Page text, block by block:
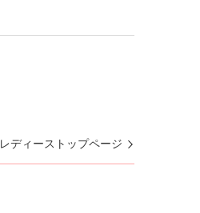
レディーストップページ